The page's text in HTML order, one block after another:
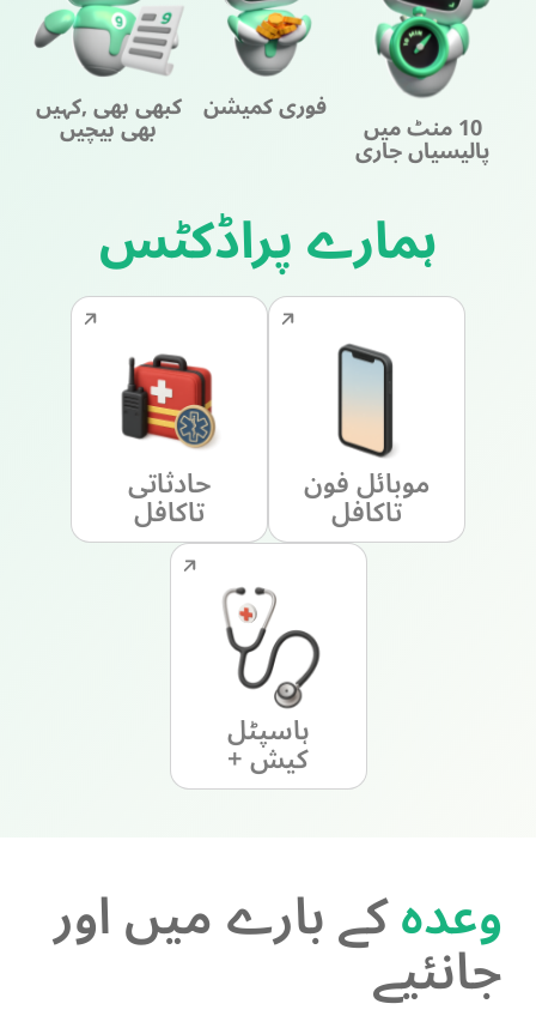
کبھی بھی ,کہیں
بھی بیچیں فوری کمیشن 10 منٹ میں
پالیسیاں جاری
ہمارے پراڈکٹس
حادثاتی
تاکافل
موبائل فون
تاکافل
ہاسپٹل
کیش +
وعدہکے بارے میں اور
جانئیے